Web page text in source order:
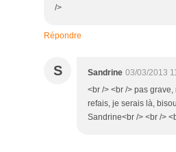
/>
Répondre
S Sandrine 03/03/2013
<br /> <br /> pas
refais, je serais là,
Sandrine<br /> <br />